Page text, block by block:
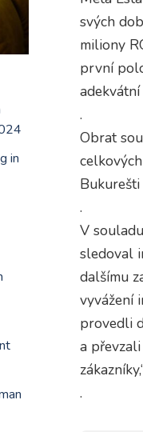
svých
miliony
první
.
Obrat
.
V
sledoval
dalšímu
vyvážení
provedli
a
.
in